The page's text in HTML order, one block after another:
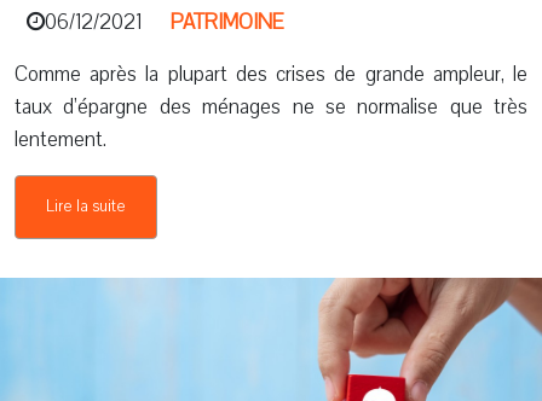
06/12/2021
PATRIMOINE
Comme après la plupart des crises de grande ampleur, le
taux d’épargne des ménages ne se normalise que très
lentement.
Lire la suite